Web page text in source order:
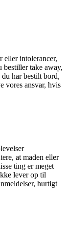
eller intolerancer,
bestiller take away,
har bestilt bord,
vores ansvar, hvis
at maden eller
ting er meget
lever op til
hurtigt